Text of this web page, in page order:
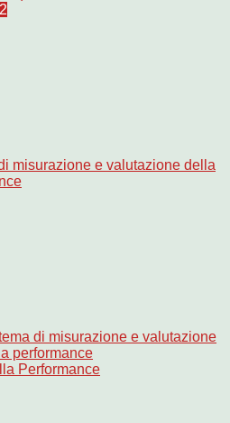
misurazione e valutazione della
di misurazione e valutazione
performance
Performance